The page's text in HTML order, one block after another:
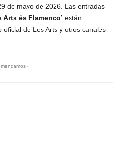
de mayo de 2026. Las entradas
Arts és Flamenco’ están
oficial de Les Arts y otros canales
-